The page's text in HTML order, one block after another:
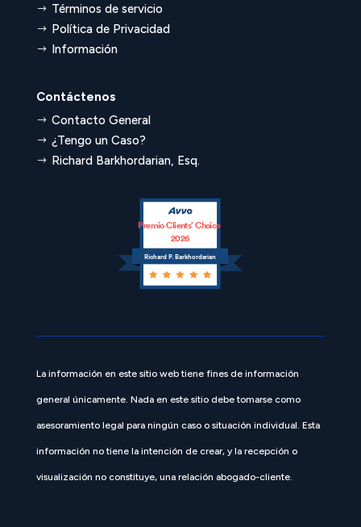
$ Términos de servicio
$ Política de Privacidad
$ Información
Contáctenos
$ Contacto General
$ ¿Tengo un Caso?
$ Richard Barkhordarian, Esq.
Richard P. Barkhordarian
Premio Clients’ Choice
2026
La información en este sitio web tiene fines de información
general únicamente. Nada en este sitio debe tomarse como
asesoramiento legal para ningún caso o situación individual. Esta
información no tiene la intención de crear, y la recepción o
visualización no constituye, una relación abogado-cliente.